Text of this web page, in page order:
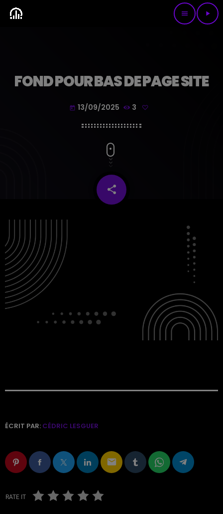
menu play_arrow
FOND POUR BAS DE PAGE SITE
today 13/09/2025 3
share
email
ÉCRIT PAR: CÉDRIC LESGUER
email
RATE IT